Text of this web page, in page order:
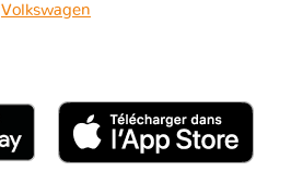
Volkswagen